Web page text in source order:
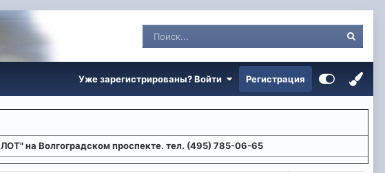
Уже зарегистрированы? Войти Регистрация
на Волгоградском проспекте. тел. (495) 785-06-65